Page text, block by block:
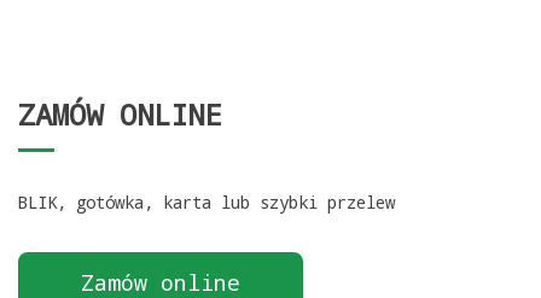
ZAMÓW ONLINE
BLIK, gotówka, karta lub szybki przelew
Zamów online